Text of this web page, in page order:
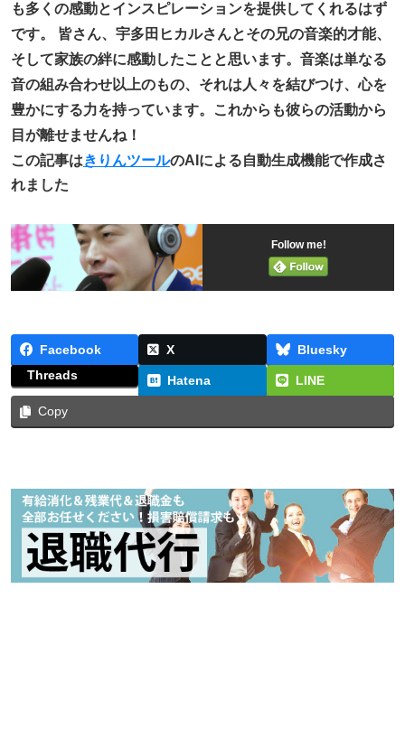
も多くの感動とインスピレーションを提供してくれるはず
です。 皆さん、宇多田ヒカルさんとその兄の音楽的才能、
そして家族の絆に感動したことと思います。音楽は単なる
音の組み合わせ以上のもの、それは人々を結びつけ、心を
豊かにする力を持っています。これからも彼らの活動から
目が離せませんね！
この記事はきりんツールのAIによる自動生成機能で作成さ
れました
Follow me!
Facebook X
Bluesky
Threads
Hatena LINE
Copy